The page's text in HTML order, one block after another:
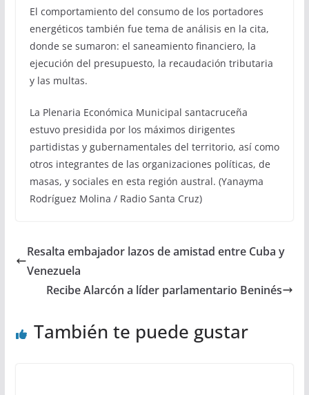
El comportamiento del consumo de los portadores
energéticos también fue tema de análisis en la cita,
donde se sumaron: el saneamiento financiero, la
ejecución del presupuesto, la recaudación tributaria
y las multas.
La Plenaria Económica Municipal santacruceña
estuvo presidida por los máximos dirigentes
partidistas y gubernamentales del territorio, así como
otros integrantes de las organizaciones políticas, de
masas, y sociales en esta región austral. (Yanayma
Rodríguez Molina / Radio Santa Cruz)
Resalta embajador lazos de amistad entre Cuba y
Venezuela
Recibe Alarcón a líder parlamentario Beninés
También te puede gustar